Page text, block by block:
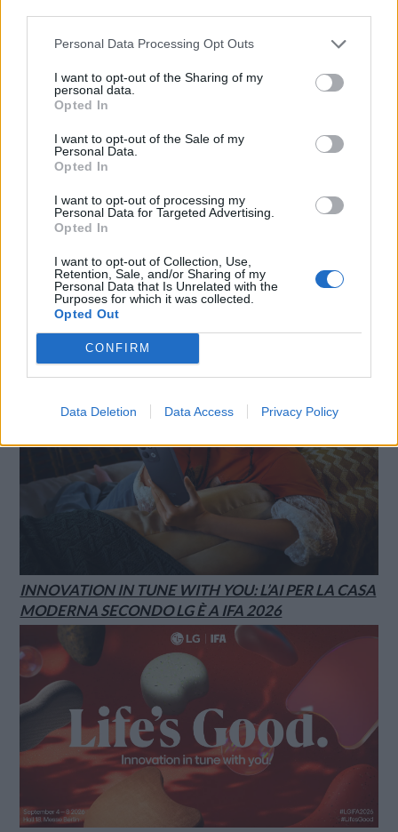
Personal Data Processing Opt Outs
I want to opt-out of the Sharing of my
personal data.
Opted In
I want to opt-out of the Sale of my
Personal Data.
Opted In
I want to opt-out of processing my
Personal Data for Targeted Advertising.
Opted In
I want to opt-out of Collection, Use,
Retention, Sale, and/or Sharing of my
Personal Data that Is Unrelated with the
Purposes for which it was collected.
Opted Out
CONFIRM
Data Deletion Data Access Privacy Policy
SMARTPHONE E NON SOLO: TECNOGAZZETTA
XIAOMI PRESENTA I NUOVI REDMI 17 SERIES,
FOCUS SU AUTONOMIA E INTRATTENIMENTO
INNOVATION IN TUNE WITH YOU: L’AI PER LA CASA
MODERNA SECONDO LG È A IFA 2026